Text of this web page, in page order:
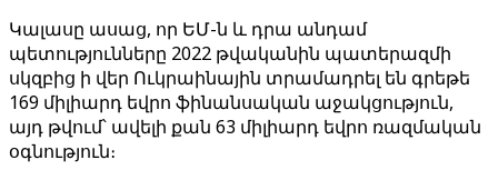
Կալասը ասաց, որ ԵՄ-ն և դրա անդամ
պետությունները 2022 թվականին պատերազմի
սկզբից ի վեր Ուկրաինային տրամադրել են գրեթե
169 միլիարդ եվրո ֆինանսական աջակցություն,
այդ թվում՝ ավելի քան 63 միլիարդ եվրո ռազմական
օգնություն։